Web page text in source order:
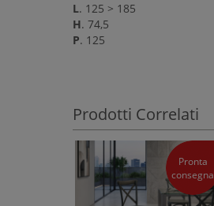
L. 125 > 185
H. 74,5
P. 125
Prodotti Correlati
Pronta
consegna